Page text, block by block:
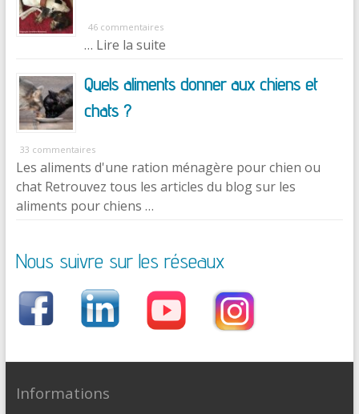
46 commentaires
… Lire la suite
Quels aliments donner aux chiens et
chats ?
33 commentaires
Les aliments d'une ration ménagère pour chien ou
chat Retrouvez tous les articles du blog sur les
aliments pour chiens …
Nous suivre sur les réseaux
Informations